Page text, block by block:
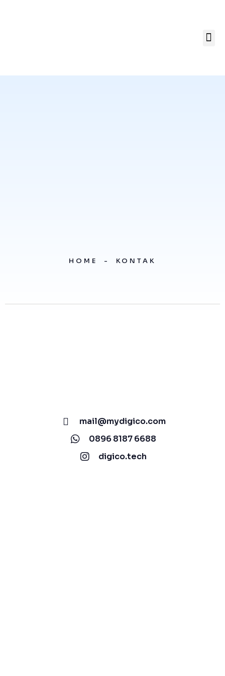
HOME - KONTAK
mail@mydigico.com
0896 8187 6688
digico.tech